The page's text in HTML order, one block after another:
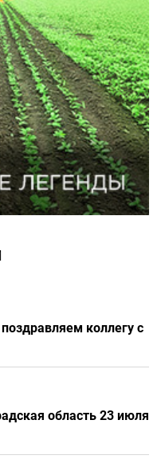
коллегу с
область 23 июля